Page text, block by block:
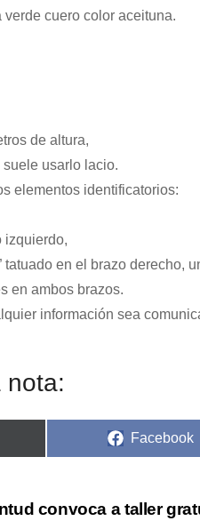
cuero color aceituna.
de altura,
usarlo lacio.
elementos identificatorios:
izquierdo,
tatuado en el brazo derecho,
en ambos brazos.
información sea
nota:
Facebook
convoca a taller